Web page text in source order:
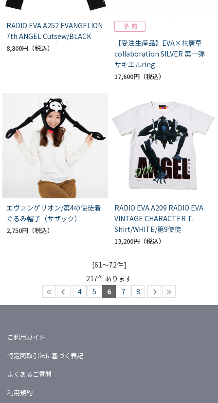
RADIO EVA A252 EVANGELION
7th ANGEL Cutsew/BLACK
8,800円
【受注生産品】EVA×花唐草
collaboration SILVER 第一弾
サキエルring
17,600円
エヴァンゲリオン/第4の使徒着
ぐるみ帽子（サザック）
2,750円
RADIO EVA A209 RADIO EVA
VINTAGE CHARACTER T-
Shirt/WHITE/第9使徒
13,200円
[61～72件]
217件あります
4
5 6 7 8
ご利用ガイド
特定商取引法に基づく表記
よくあるご質問
利用規約